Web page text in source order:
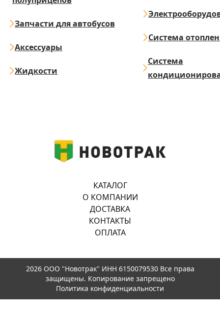
Запчасти для автобусов
Аксессуары
Жидкости
Система
Система
КАТАЛОГ
О КОМПАНИИ
ДОСТАВКА
КОНТАКТЫ
ОПЛАТА
2026 ООО "Новотрак" ИНН 6150079530 Все права
защищены. Копирование запрещено
Политика конфиденциальности